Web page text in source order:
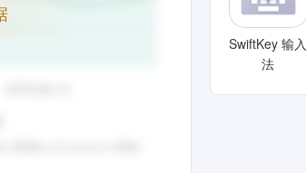
SwiftKey 输入
法